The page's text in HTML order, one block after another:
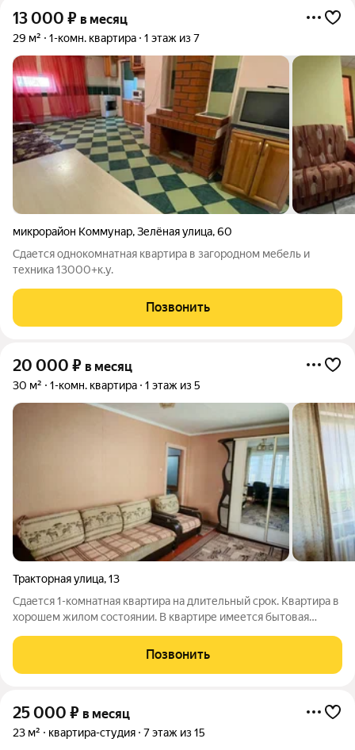
13 000 ₽ в месяц
29 м² 1-комн. квартира 1 этаж из 7
микрорайон Коммунар,Зелёная улица,60
Сдается однокомнатная квартира в загородном мебель и
техника 13000+к.у.
Позвонить
20 000 ₽ в месяц
30 м² 1-комн. квартира 1 этаж из 5
Тракторная улица,13
Сдается 1-комнатная квартира на длительный срок. Квартира в
хорошем жилом состоянии. В квартире имеется бытовая
по желанию можно разбить на два месяца.
Позвонить
25 000 ₽ в месяц
23 м² квартира-студия 7 этаж из 15